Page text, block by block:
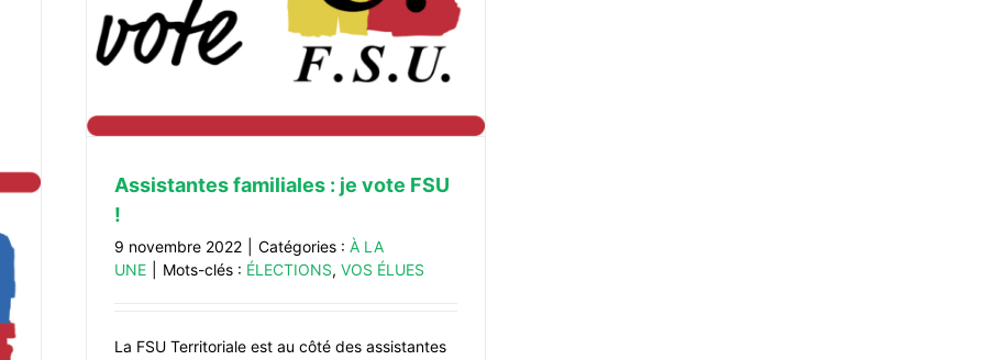
Assistantes familiales : je vote FSU
!
9 novembre 2022 Catégories : À LA
UNE
Mots-clés : ÉLECTIONS, VOS ÉLUES
La FSU Territoriale est au côté des assistantes